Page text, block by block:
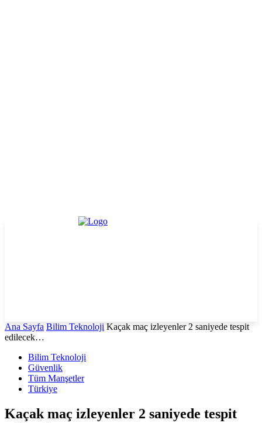
Ana Sayfa Bilim Teknoloji Kaçak maç izleyenler 2 saniyede tespit
edilecek…
Bilim Teknoloji
Güvenlik
Tüm Manşetler
Türkiye
Kaçak maç izleyenler 2 saniyede tespit